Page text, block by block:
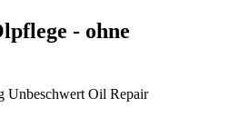
- ohne
Unbeschwert Oil Repair